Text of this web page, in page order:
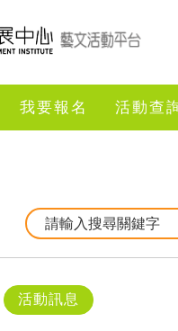
我要報名 活動查
活動訊息